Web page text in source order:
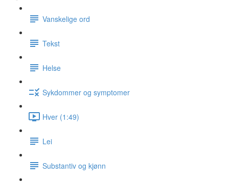
Vanskelige ord
Tekst
Helse
Sykdommer og symptomer
Hver (1:49)
Lei
Substantiv og kjønn